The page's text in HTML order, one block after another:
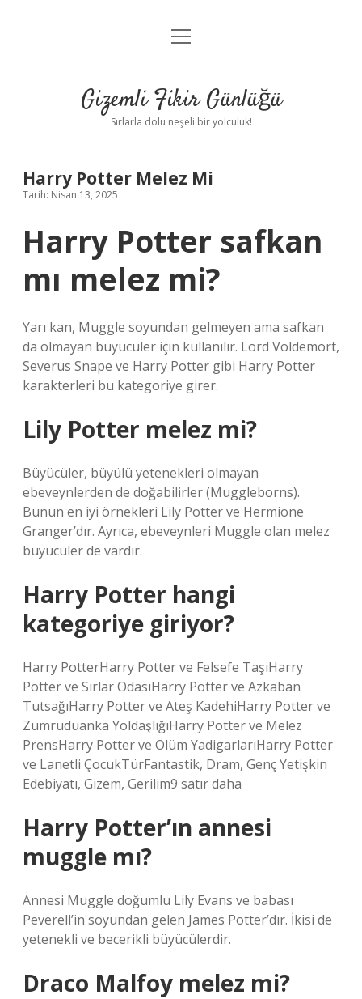
Anasayfa
Yasal Uyarı
menüyü
Gizemli Fikir Günlüğü
Sırlarla dolu neşeli bir yolculuk!
Harry Potter Melez Mi
Tarih: Nisan 13, 2025
Harry Potter safkan
mı melez mi?
Yarı kan, Muggle soyundan gelmeyen ama safkan
da olmayan büyücüler için kullanılır. Lord Voldemort,
Severus Snape ve Harry Potter gibi Harry Potter
karakterleri bu kategoriye girer.
Lily Potter melez mi?
Büyücüler, büyülü yetenekleri olmayan
ebeveynlerden de doğabilirler (Muggleborns).
Bunun en iyi örnekleri Lily Potter ve Hermione
Granger’dır. Ayrıca, ebeveynleri Muggle olan melez
büyücüler de vardır.
Harry Potter hangi
kategoriye giriyor?
Harry PotterHarry Potter ve Felsefe TaşıHarry
Potter ve Sırlar OdasıHarry Potter ve Azkaban
TutsağıHarry Potter ve Ateş KadehiHarry Potter ve
Zümrüdüanka YoldaşlığıHarry Potter ve Melez
PrensHarry Potter ve Ölüm YadigarlarıHarry Potter
ve Lanetli ÇocukTürFantastik, Dram, Genç Yetişkin
Edebiyatı, Gizem, Gerilim9 satır daha
Harry Potter’ın annesi
muggle mı?
Annesi Muggle doğumlu Lily Evans ve babası
Peverell’in soyundan gelen James Potter’dır. İkisi de
yetenekli ve becerikli büyücülerdir.
Draco Malfoy melez mi?